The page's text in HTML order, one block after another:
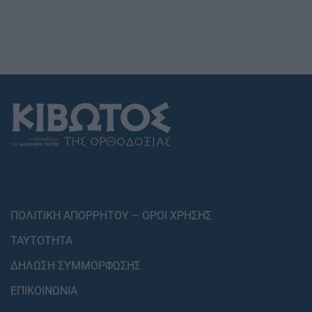
ΠΟΛΙΤΙΚΗ ΑΠΟΡΡΗΤΟΥ – ΟΡΟΙ ΧΡΗΣΗΣ
ΤΑΥΤΟΤΗΤΑ
ΔΗΛΩΣΗ ΣΥΜΜΟΡΦΩΣΗΣ
ΕΠΙΚΟΙΝΩΝΙΑ